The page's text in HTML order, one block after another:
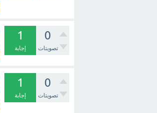
0
تصويتات
1
إجابة
0
تصويتات
1
إجابة